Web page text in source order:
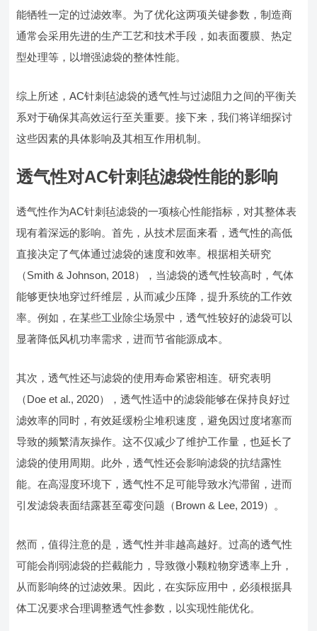
能牺牲一定的过滤效率。为了优化这两项关键参数，制造商
通常会采用先进的生产工艺和技术手段，如表面覆膜、热定
型处理等，以增强滤袋的整体性能。
综上所述，AC针刺毡滤袋的透气性与过滤阻力之间的平衡关
系对于确保其高效运行至关重要。接下来，我们将详细探讨
这些因素的具体影响及其相互作用机制。
透气性对AC针刺毡滤袋性能的影响
透气性作为AC针刺毡滤袋的一项核心性能指标，对其整体表
现有着深远的影响。首先，从技术层面来看，透气性的高低
直接决定了气体通过滤袋的速度和效率。根据相关研究
（Smith & Johnson, 2018），当滤袋的透气性较高时，气体
能够更快地穿过纤维层，从而减少压降，提升系统的工作效
率。例如，在某些工业除尘场景中，透气性较好的滤袋可以
显著降低风机功率需求，进而节省能源成本。
其次，透气性还与滤袋的使用寿命紧密相连。研究表明
（Doe et al., 2020），透气性适中的滤袋能够在保持良好过
滤效率的同时，有效延缓粉尘堆积速度，避免因过度堵塞而
导致的频繁清灰操作。这不仅减少了维护工作量，也延长了
滤袋的使用周期。此外，透气性还会影响滤袋的抗结露性
能。在高湿度环境下，透气性不足可能导致水汽滞留，进而
引发滤袋表面结露甚至霉变问题（Brown & Lee, 2019）。
然而，值得注意的是，透气性并非越高越好。过高的透气性
可能会削弱滤袋的拦截能力，导致微小颗粒物穿透率上升，
从而影响终的过滤效果。因此，在实际应用中，必须根据具
体工况要求合理调整透气性参数，以实现性能优化。